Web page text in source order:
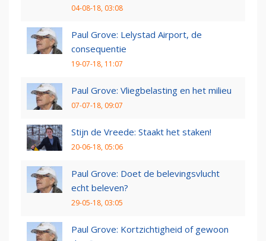
04-08-18, 03:08
Paul Grove: Lelystad Airport, de
consequentie
19-07-18, 11:07
Paul Grove: Vliegbelasting en het milieu
07-07-18, 09:07
Stijn de Vreede: Staakt het staken!
20-06-18, 05:06
Paul Grove: Doet de belevingsvlucht
echt beleven?
29-05-18, 03:05
Paul Grove: Kortzichtigheid of gewoon